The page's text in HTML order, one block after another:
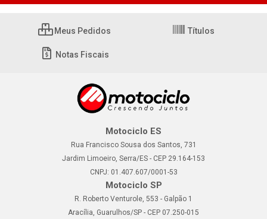
Meus Pedidos Títulos
Notas Fiscais
Motociclo ES
Rua Francisco Sousa dos Santos, 731
Jardim Limoeiro, Serra/ES - CEP 29.164-153
CNPJ: 01.407.607/0001-53
Motociclo SP
R. Roberto Venturole, 553 - Galpão 1
Aracília, Guarulhos/SP - CEP 07.250-015